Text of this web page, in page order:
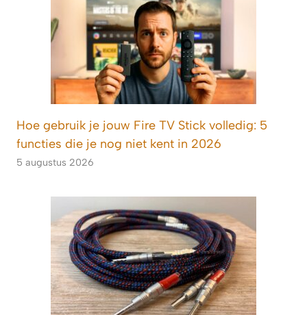
Hoe gebruik je jouw Fire TV Stick volledig: 5
functies die je nog niet kent in 2026
5 augustus 2026